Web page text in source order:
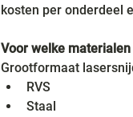
kosten per onderdeel
Voor welke
Grootformaat
RVS
Staal